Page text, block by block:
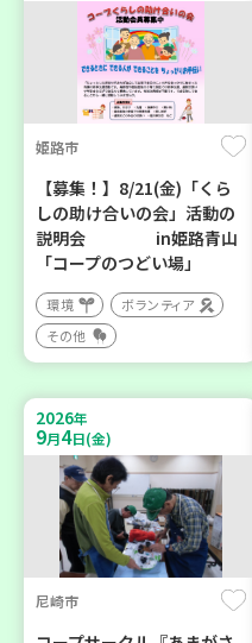
姫路市
【募集！】8/21(金)「くら
しの助け合いの会」活動の
説明会 in姫路青山
「コープのつどい場」
環境
ボランティア
その他
2026年
9月4日(金)
尼崎市